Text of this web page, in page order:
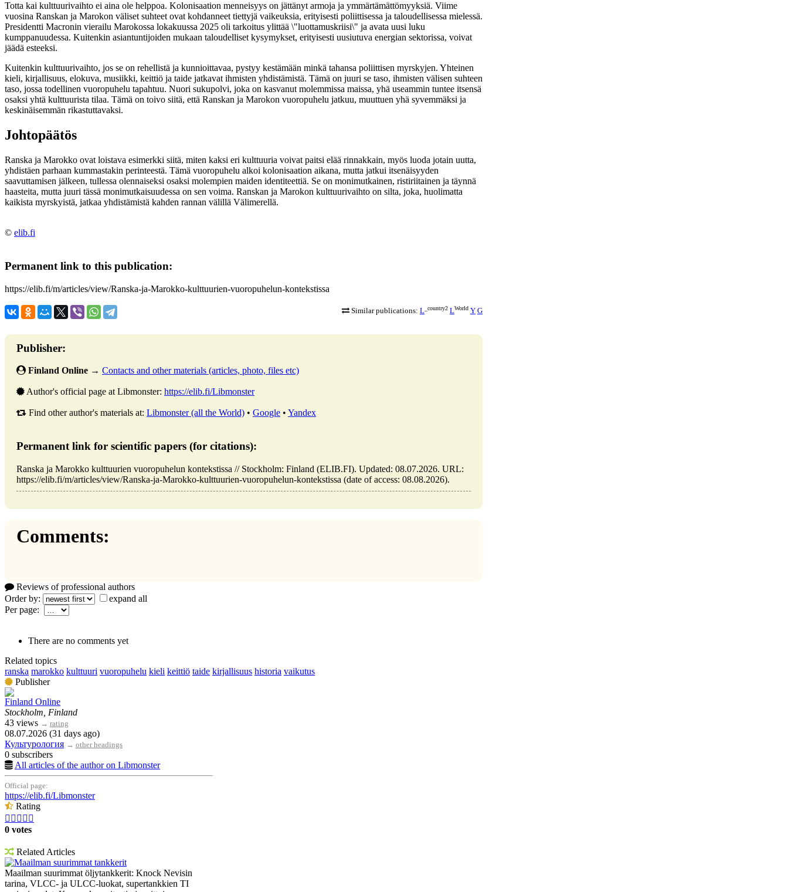
Totta kai kulttuurivaihto ei aina ole helppoa. Kolonisaation menneisyys on jättänyt armoja ja ymmärtämättömyyksiä. Viime
vuosina Ranskan ja Marokon väliset suhteet ovat kohdanneet tiettyjä vaikeuksia, erityisesti poliittisessa ja taloudellisessa mielessä.
Presidentti Macronin vierailu Marokossa lokakuussa 2025 oli tarkoitus ylittää \"luottamuskriisi\" ja avata uusi luku
kumppanuudessa. Kuitenkin asiantuntijoiden mukaan taloudelliset kysymykset, erityisesti uusiutuva energian sektorissa, voivat
jäädä esteeksi.
Kuitenkin kulttuurivaihto, jos se on rehellistä ja kunnioittavaa, pystyy kestämään minkä tahansa poliittisen myrskyjen. Yhteinen
kieli, kirjallisuus, elokuva, musiikki, keittiö ja taide jatkavat ihmisten yhdistämistä. Tämä on juuri se taso, ihmisten välisen suhteen
taso, jossa todellinen vuoropuhelu tapahtuu. Nuori sukupolvi, joka on kasvanut molemmissa maissa, yhä useammin tuntee itsensä
osaksi yhtä kulttuurista tilaa. Tämä on toivo siitä, että Ranskan ja Marokon vuoropuhelu jatkuu, muuttuen yhä syvemmäksi ja
keskinäisemmän rikastuttavaksi.
Johtopäätös
Ranska ja Marokko ovat loistava esimerkki siitä, miten kaksi eri kulttuuria voivat paitsi elää rinnakkain, myös luoda jotain uutta,
yhdistäen parhaan kummastakin perinteestä. Tämä vuoropuhelu alkoi kolonisaation aikana, mutta jatkui itsenäisyyden
saavuttamisen jälkeen, tullessa olennaiseksi osaksi molempien maiden identiteettiä. Se on monimutkainen, ristiriitainen ja täynnä
haasteita, mutta juuri tässä monimutkaisuudessa on sen voima. Ranskan ja Marokon kulttuurivaihto on silta, joka, huolimatta
kaikista myrskyistä, jatkaa yhdistämistä kahden rannan välillä Välimerellä.
© elib.fi
Permanent link to this publication:
https://elib.fi/m/articles/view/Ranska-ja-Marokko-kulttuurien-vuoropuhelun-kontekstissa
Similar publications: L _country2 LWorld Y G
Publisher:
Finland Online → Contacts and other materials (articles, photo, files etc)
Author's official page at Libmonster: https://elib.fi/Libmonster
Find other author's materials at: Libmonster (all the World) • Google • Yandex
Permanent link for scientific papers (for citations):
Ranska ja Marokko kulttuurien vuoropuhelun kontekstissa // Stockholm: Finland (ELIB.FI). Updated: 08.07.2026. URL:
https://elib.fi/m/articles/view/Ranska-ja-Marokko-kulttuurien-vuoropuhelun-kontekstissa (date of access: 08.08.2026).
Comments:
Reviews of professional authors
Order by:
expand all
Per page:
There are no comments yet
Related topics
ranska marokko kulttuuri vuoropuhelu kieli keittiö taide kirjallisuus historia vaikutus
Publisher
Finland Online
Stockholm, Finland
43 views → rating
08.07.2026 (31 days ago)
Культурология → other headings
0 subscribers
All articles of the author on Libmonster
Official page:
https://elib.fi/Libmonster
Rating
    
0 votes
Related Articles
Maailman suurimmat tankkerit
Maailman suurimmat öljytankkerit: Knock Nevisin
tarina, VLCC- ja ULCC-luokat, supertankkien TI